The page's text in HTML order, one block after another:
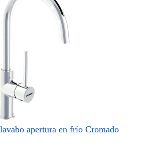
apertura en frío Cromado